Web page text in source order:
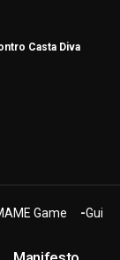
Casta Diva
Game Guide